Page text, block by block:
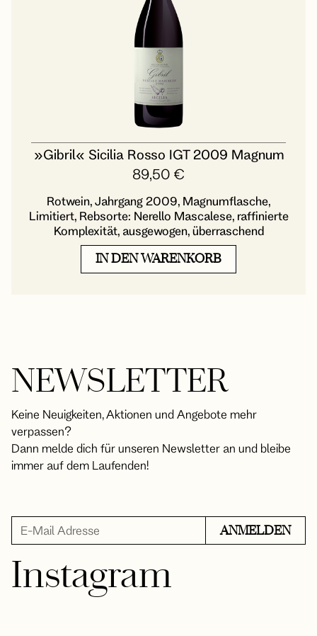
»Gibril« Sicilia Rosso IGT 2009 Magnum
89,50 €
Rotwein, Jahrgang 2009, Magnumflasche,
Limitiert, Rebsorte: Nerello Mascalese, raffinierte
Komplexität, ausgewogen, überraschend
IN DEN WARENKORB
NEWSLETTER
Keine Neuigkeiten, Aktionen und Angebote mehr
verpassen?
Dann melde dich für unseren Newsletter an und bleibe
immer auf dem Laufenden!
Instagram